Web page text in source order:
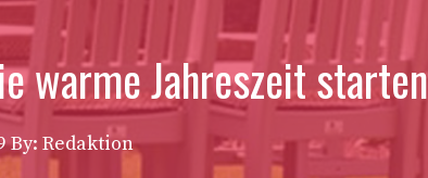
warme Jahreszeit starten
By: Redaktion